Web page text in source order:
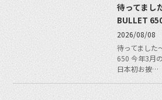
待ってまし
BULLET
2026/08/08
待ってました
650 今年3月
日本初お披…